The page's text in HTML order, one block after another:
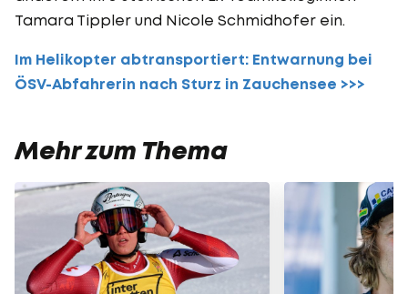
Tamara Tippler und Nicole Schmidhofer ein.
Im Helikopter abtransportiert: Entwarnung bei
ÖSV-Abfahrerin nach Sturz in Zauchensee >>>
Mehr zum Thema